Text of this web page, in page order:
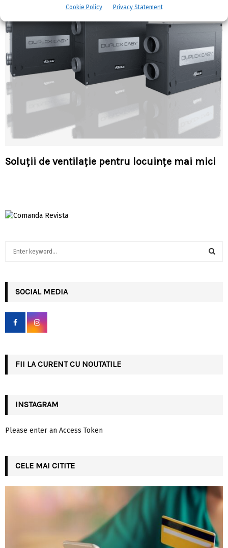
Cookie Policy Privacy Statement
Soluţii de ventilație pentru locuințe mai mici
h
f
r
SOCIAL MEDIA
FII LA CURENT CU NOUTATILE
INSTAGRAM
Please enter an Access Token
CELE MAI CITITE